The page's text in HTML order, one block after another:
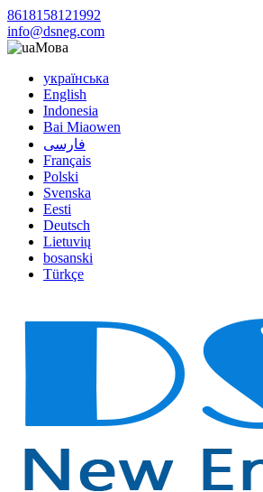
8618158121992
info@dsneg.com
Мова
українська
English
Indonesia
Bai Miaowen
فارسی
Français
Polski
Svenska
Eesti
Deutsch
Lietuvių
bosanski
Türkçe